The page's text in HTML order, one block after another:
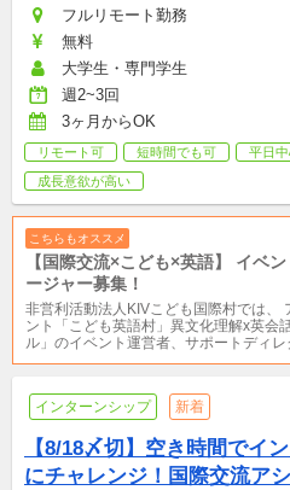
フルリモート勤務
無料
大学生・専門学生
週2~3回
3ヶ月からOK
リモート可 短時間でも可 平日
成長意欲が高い
こちらもオススメ
【国際交流×こども×英語】 イベ
ージャー募集！
非営利活動法人KIVこども国際村では、
ント「こども英語村」異文化理解x英会
ル」のイベント運営者、サポートディレ
インターンシップ 新着
【8/18〆切】空き時間でイ
にチャレンジ！国際交流ア